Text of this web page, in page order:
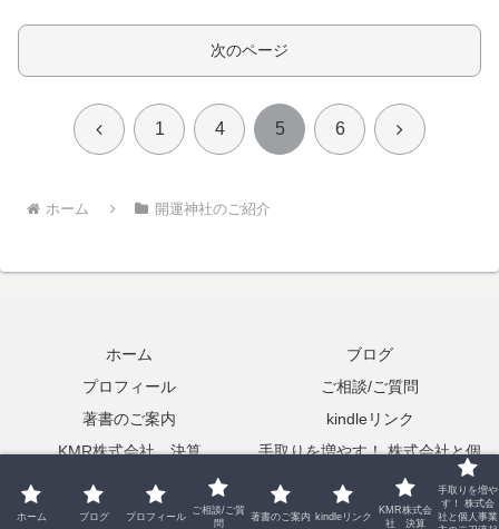
次のページ
前 1 4 5 6 次
ホーム 開運神社のご紹介
ホーム
ブログ
プロフィール
ご相談/ご質問
著書のご案内
kindleリンク
KMR株式会社 決算
手取りを増やす！ 株式会社と個
人事業主の二刀流起業の実践
© 2021 桃咲セカンドライフ研究所.
ホーム ブログ プロフィール
ご相談/ご質
問
著書のご案内 kindleリンク
KMR株式会
社 決算
手取りを増や
す！ 株式会
社と個人事業